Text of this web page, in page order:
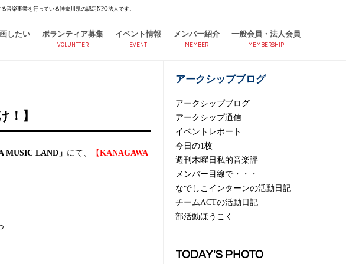
音楽事業を行っている神奈川県の認定NPO法人です。
したい ボランティア募集
VOLUNTTER
イベント情報
EVENT
メンバー紹介
MEMBER
一般会員・法人会員
MEMBERSHIP
！】
MUSIC LAND」 にて、 【KANAGAWA
アークシップブログ
アークシップブログ
アークシップ通信
イベントレポート
今日の1枚
週刊木曜日私的音楽評
メンバー目線で・・・
なでしこインターンの活動日記
チームACTの活動日記
部活動ほうこく
TODAY'S PHOTO